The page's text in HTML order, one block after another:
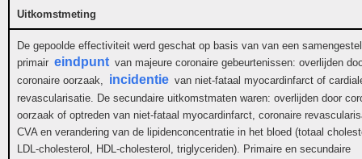
Uitkomstmeting
De gepoolde effectiviteit werd geschat op basis van van een
primair eindpunt van majeure coronaire gebeurtenissen: overlijden
coronaire oorzaak, incidentie van niet-fataal myocardinfarct of
revascularisatie. De secundaire uitkomstmaten waren: overlijden door
oorzaak of optreden van niet-fataal myocardinfarct, coronaire
CVA en verandering van de lipidenconcentratie in het bloed (totaal
LDL-cholesterol, HDL-cholesterol, triglyceriden). Primaire en secundaire